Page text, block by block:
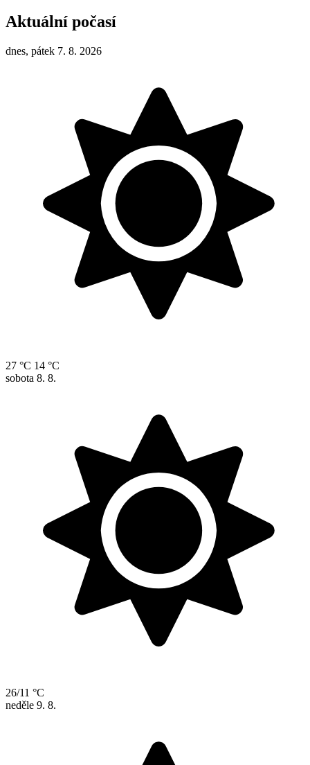
Aktuální počasí
dnes, pátek 7. 8. 2026
27 °C 14 °C
sobota 8. 8.
26/11 °C
neděle 9. 8.